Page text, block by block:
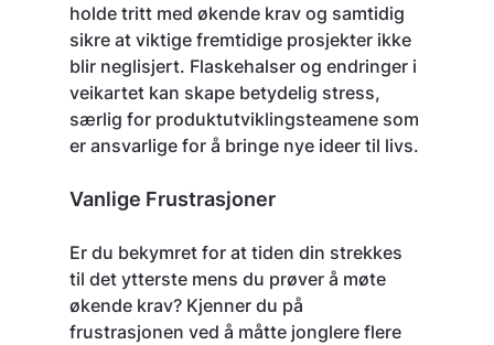
holde tritt med økende krav og samtidig
sikre at viktige fremtidige prosjekter ikke
blir neglisjert. Flaskehalser og endringer i
veikartet kan skape betydelig stress,
særlig for produktutviklingsteamene som
er ansvarlige for å bringe nye ideer til livs.
Vanlige Frustrasjoner
Er du bekymret for at tiden din strekkes
til det ytterste mens du prøver å møte
økende krav? Kjenner du på
frustrasjonen ved å måtte jonglere flere